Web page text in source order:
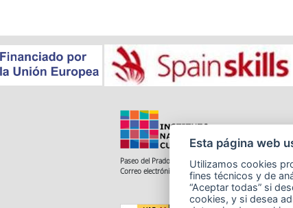
Paseo del Prado 28, 1ª Planta - 28014 Madrid
Correo electrónico:
Esta página web
Utilizamos cookies
fines técnicos y de
“Aceptar todas” si
cookies, y si desea